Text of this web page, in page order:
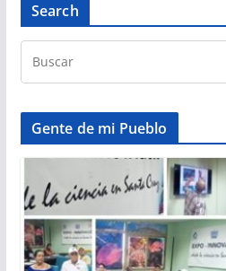
Search
Gente de mi Pueblo